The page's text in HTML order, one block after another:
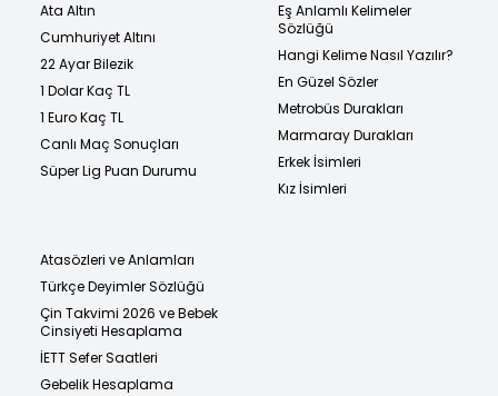
Ata Altın
Cumhuriyet Altını
22 Ayar Bilezik
1 Dolar Kaç TL
1 Euro Kaç TL
Canlı Maç Sonuçları
Süper Lig Puan Durumu
Eş Anlamlı Kelimeler
Sözlüğü
Hangi Kelime Nasıl Yazılır?
En Güzel Sözler
Metrobüs Durakları
Marmaray Durakları
Erkek İsimleri
Kız İsimleri
Atasözleri ve Anlamları
Türkçe Deyimler Sözlüğü
Çin Takvimi 2026 ve Bebek
Cinsiyeti Hesaplama
İETT Sefer Saatleri
Gebelik Hesaplama